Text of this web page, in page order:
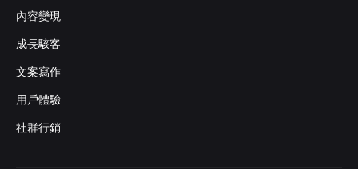
內容變現
成長駭客
文案寫作
用戶體驗
社群行銷